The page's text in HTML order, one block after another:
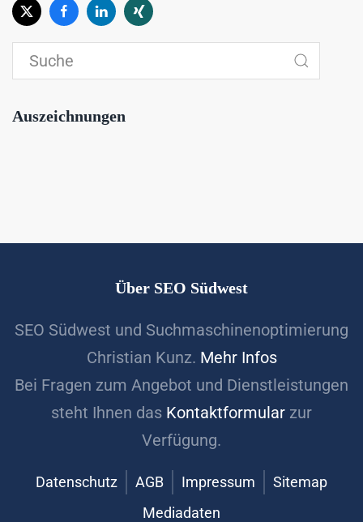
Auszeichnungen
Über SEO Südwest
SEO Südwest und Suchmaschinenoptimierung
Christian Kunz. Mehr Infos
Bei Fragen zum Angebot und Dienstleistungen
steht Ihnen das Kontaktformular zur
Verfügung.
Datenschutz AGB Impressum
Sitemap
Mediadaten